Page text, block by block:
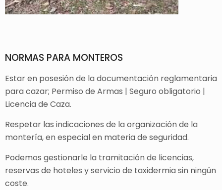
NORMAS PARA MONTEROS
Estar en posesión de la documentación reglamentaria
para cazar; Permiso de Armas | Seguro obligatorio |
Licencia de Caza.
Respetar las indicaciones de la organización de la
montería, en especial en materia de seguridad.
Podemos gestionarle la tramitación de licencias,
reservas de hoteles y servicio de taxidermia sin ningún
coste.